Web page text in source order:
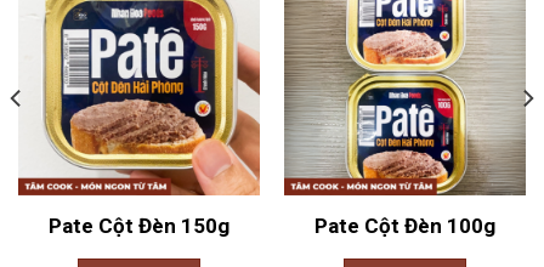
Pate Cột Đèn 150g Pate Cột Đèn 100g